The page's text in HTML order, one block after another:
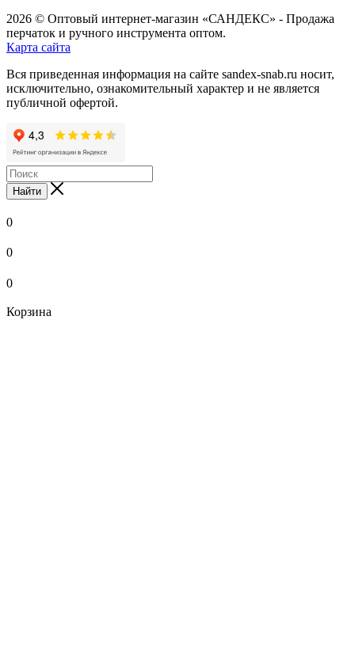
2026 © Оптовый интернет-магазин «САНДЕКС» - Продажа
перчаток и ручного инструмента оптом.
Карта сайта
Вся приведенная информация на сайте sandex-snab.ru носит,
исключительно, ознакомительный характер и не является
публичной офертой.
Найти
0
0
0
Корзина